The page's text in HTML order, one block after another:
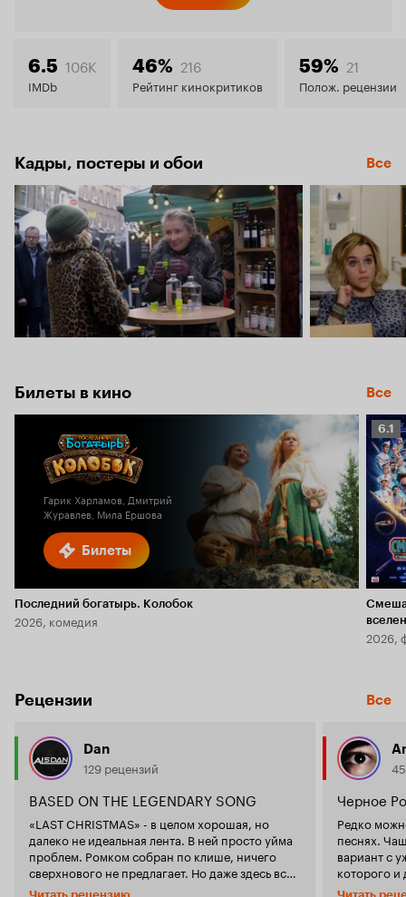
6.9
6.5 106K
IMDb
46% 216
Рейтинг кинокритиков
59% 21
Полож. рецензии
Кадры, постеры и обои Все
Билеты в кино Все
Билеты
Гарик Харламов, Дмитрий
Журавлев, Мила Ершова
Последний богатырь. Колобок
2026, комедия
6.1
6.1
2026,
Рецензии Все
Dan
129 рецензий
BASED ON THE LEGENDARY SONG
«LAST CHRISTMAS» - в целом хорошая, но
далеко не идеальная лента. В ней просто уйма
проблем. Ромком собран по клише, ничего
сверхнового не предлагает. Но даже здесь всю
вторичность пытаются каким-то образом
Черное
Редко
песнях.
вариант с
которого и